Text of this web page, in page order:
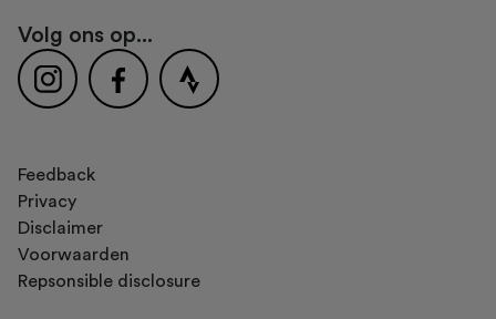
Volg ons op...
Feedback
Privacy
Disclaimer
Voorwaarden
Repsonsible disclosure